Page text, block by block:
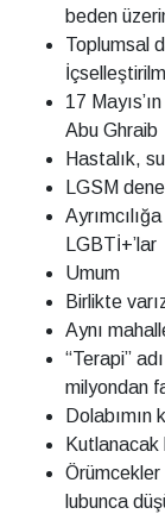
beden
Toplumsal
17
Abu Ghraib
Hastalık,
LGSM
LGBTİ+’lar
Umum
Birlikte
Aynı
“Terapi”
milyondan
Dolabımın
Kutlanacak
lubunca